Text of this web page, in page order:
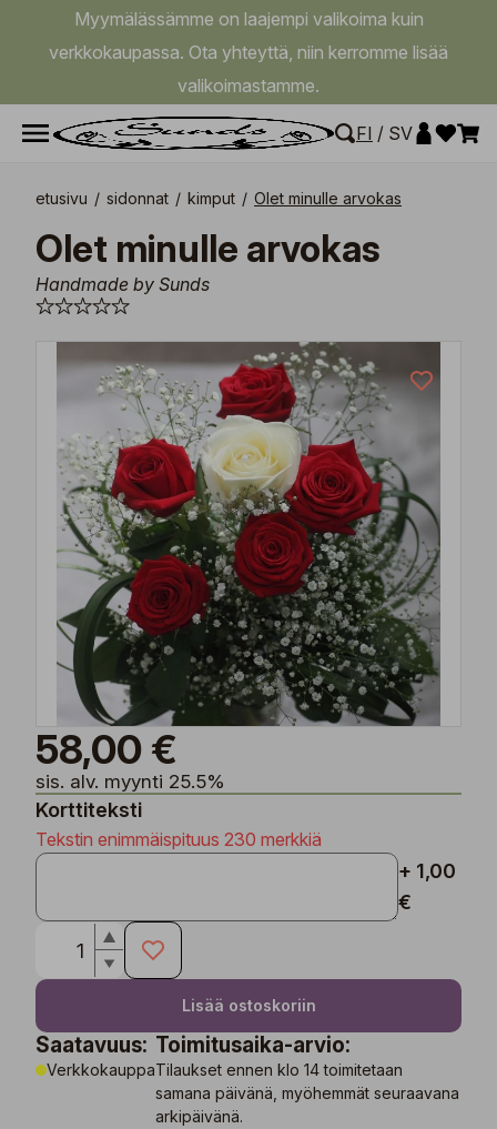
Myymälässämme on laajempi valikoima kuin
verkkokaupassa. Ota yhteyttä, niin kerromme lisää
valikoimastamme.
FI / SV
etusivu / sidonnat / kimput / Olet minulle arvokas
Olet minulle arvokas
Handmade by Sunds
58,00 €
sis. alv. myynti 25.5%
Korttiteksti
Tekstin enimmäispituus 230 merkkiä
+ 1,00
€
Lisää ostoskoriin
Saatavuus:
Verkkokauppa
Toimitusaika-arvio:
Tilaukset ennen klo 14 toimitetaan
samana päivänä, myöhemmät seuraavana
arkipäivänä.